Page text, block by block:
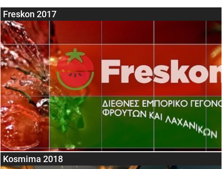
Freskon 2017
Kosmima 2018